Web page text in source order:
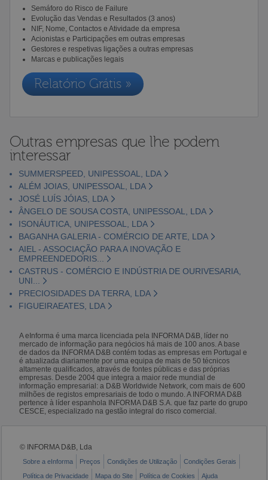
Semáforo do Risco de Failure
Evolução das Vendas e Resultados (3 anos)
NIF, Nome, Contactos e Atividade da empresa
Acionistas e Participações em outras empresas
Gestores e respetivas ligações a outras empresas
Marcas e publicações legais
Relatório Grátis »
Outras empresas que lhe podem
interessar
SUMMERSPEED, UNIPESSOAL, LDA
ALÉM JOIAS, UNIPESSOAL, LDA
JOSÉ LUÍS JÓIAS, LDA
ÂNGELO DE SOUSA COSTA, UNIPESSOAL, LDA
ISONÁUTICA, UNIPESSOAL, LDA
BAGANHA GALERIA - COMÉRCIO DE ARTE, LDA
AIEL - ASSOCIAÇÃO PARA A INOVAÇÃO E
EMPREENDEDORIS...
CASTRUS - COMÉRCIO E INDÚSTRIA DE OURIVESARIA,
UNI...
PRECIOSIDADES DA TERRA, LDA
FIGUEIRAEATES, LDA
A eInforma é uma marca licenciada pela INFORMA D&B, líder no
mercado de informação para negócios há mais de 100 anos. A base
de dados da INFORMA D&B contém todas as empresas em Portugal e
é atualizada diariamente por uma equipa de mais de 50 técnicos
altamente qualificados, através de fontes públicas e das próprias
empresas. Desde 2004 que integra a maior rede mundial de
informação empresarial: a D&B Worldwide Network, com mais de 600
milhões de registos empresariais de todo o mundo. A INFORMA D&B
pertence à líder espanhola INFORMA D&B S.A. que faz parte do grupo
CESCE, especializado na gestão integral do risco comercial.
© INFORMA D&B, Lda
Sobre a eInforma Preços Condições de Utilização
Condições Gerais
Política de Privacidade
Mapa do Site Política de Cookies Ajuda